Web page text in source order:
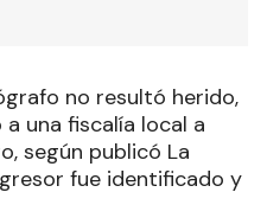
no resultó herido,
una fiscalía local a
según publicó La
fue identificado y